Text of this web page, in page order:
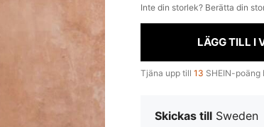
Inte din storlek? Berätta din
LÄGG TILL I
Tjäna upp till 13 SHEIN-poäng
Skickas till Sweden